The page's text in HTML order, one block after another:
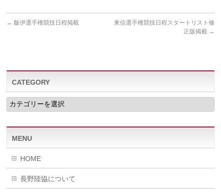
← 飯伊選手権競技日程掲載
東信選手権競技日程スタートリスト修
正版掲載 →
CATEGORY
CATEGORY
MENU
HOME
長野陸協について